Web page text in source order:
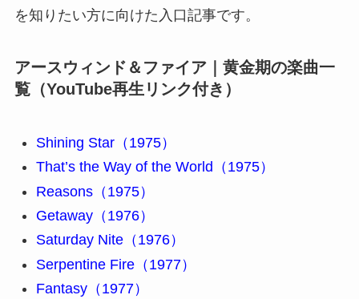
を知りたい方に向けた入口記事です。
アースウィンド＆ファイア｜黄金期の楽曲一
覧（YouTube再生リンク付き）
Shining Star（1975）
That’s the Way of the World（1975）
Reasons（1975）
Getaway（1976）
Saturday Nite（1976）
Serpentine Fire（1977）
Fantasy（1977）